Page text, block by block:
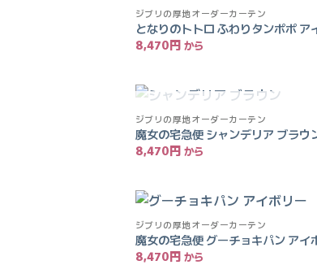
入荷待ち
ジブリの厚地オーダーカーテン
となりのトトロ ふわりタンポポ ア
8,470円
入荷待ち
ジブリの厚地オーダーカーテン
魔女の宅急便 シャンデリア ブラウ
8,470円
ジブリの厚地オーダーカーテン
魔女の宅急便 グーチョキパン アイ
8,470円